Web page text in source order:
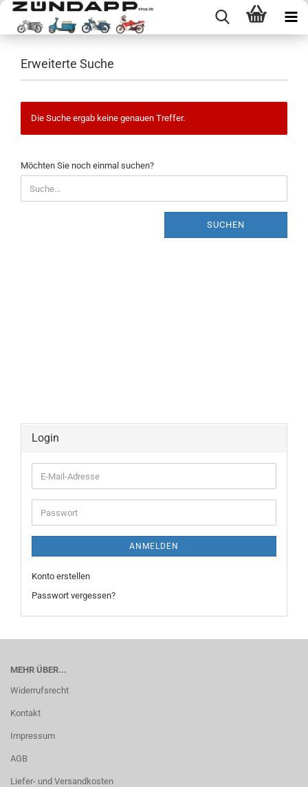
Erweiterte Suche
Die Suche ergab keine genauen Treffer.
MÖCHTEN
SIE
NOCH
EINMAL
Möchten Sie noch einmal suchen?
SUCHEN
Login
E-
Mail-
Adresse
Passwort
ANMELDEN
Konto erstellen
Passwort vergessen?
MEHR ÜBER...
Widerrufsrecht
Kontakt
Impressum
AGB
Liefer- und Versandkosten